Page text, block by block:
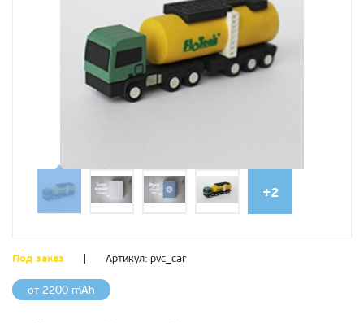
+2
Под заказ Артикул: pvc_car
от 2200 mAh